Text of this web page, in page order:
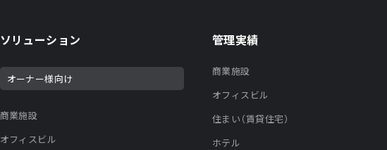
ソリューション
オーナー様向け
商業施設
オフィスビル
管理実績
商業施設
オフィスビル
住まい（賃貸住宅）
ホテル